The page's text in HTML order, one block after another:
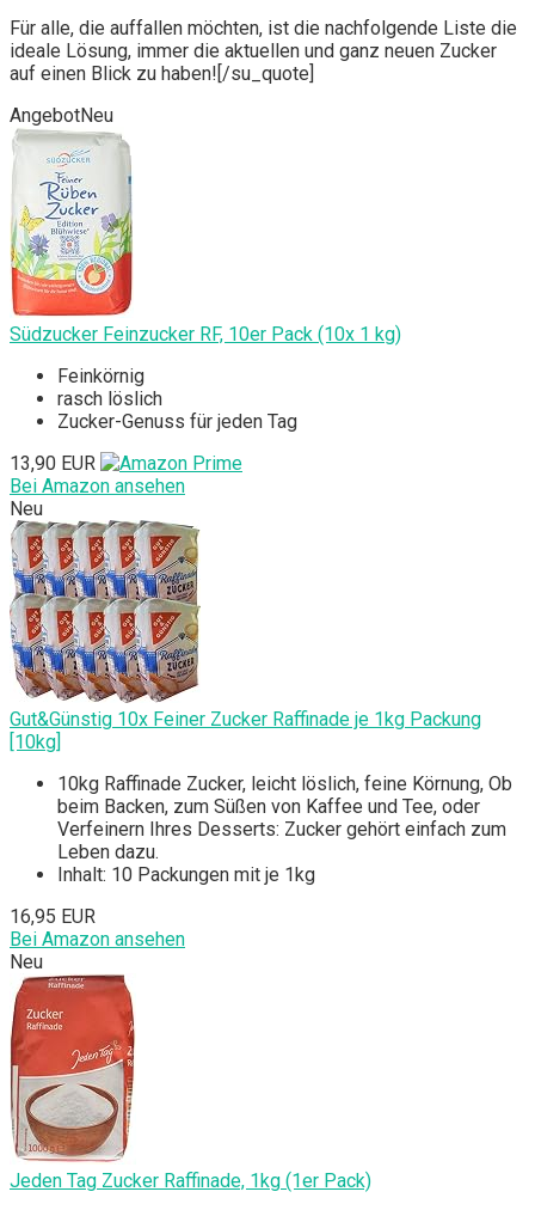
Für alle, die auffallen möchten, ist die nachfolgende Liste die
ideale Lösung, immer die aktuellen und ganz neuen Zucker
auf einen Blick zu haben![/su_quote]
AngebotNeu
Südzucker Feinzucker RF, 10er Pack (10x 1 kg)
Feinkörnig
rasch löslich
Zucker-Genuss für jeden Tag
13,90 EUR
Bei Amazon ansehen
Neu
Gut&Günstig 10x Feiner Zucker Raffinade je 1kg Packung
[10kg]
10kg Raffinade Zucker, leicht löslich, feine Körnung, Ob
beim Backen, zum Süßen von Kaffee und Tee, oder
Verfeinern Ihres Desserts: Zucker gehört einfach zum
Leben dazu.
Inhalt: 10 Packungen mit je 1kg
16,95 EUR
Bei Amazon ansehen
Neu
Jeden Tag Zucker Raffinade, 1kg (1er Pack)